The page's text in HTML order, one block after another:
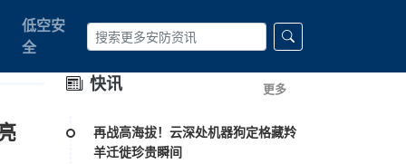
低空安
全
快讯 更多
再战高海拔！云深处机器狗定格藏羚
羊迁徙珍贵瞬间